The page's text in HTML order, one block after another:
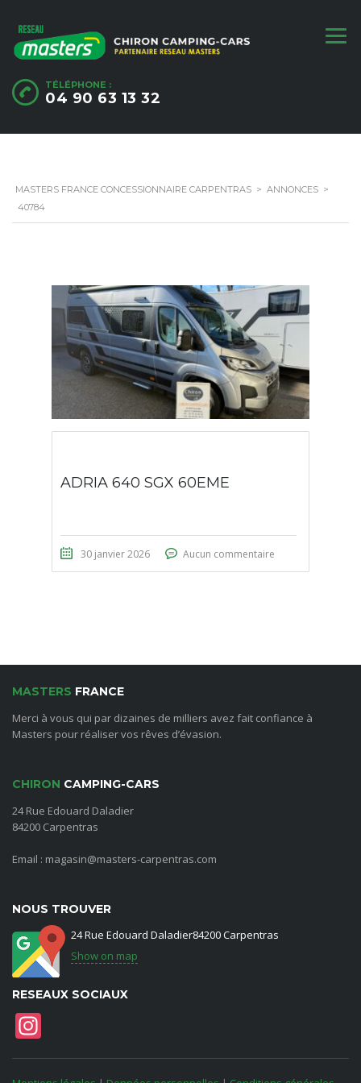
TÉLÉPHONE :
04 90 63 13 32
MASTERS FRANCE CONCESSIONNAIRE CARPENTRAS > ANNONCES >
40784
ADRIA 640 SGX 60EME
30 janvier 2026 Aucun commentaire
MASTERS FRANCE
Merci à vous qui par dizaines de milliers avez fait confiance à
Masters pour réaliser vos rêves d’évasion.
CHIRON CAMPING-CARS
24 Rue Edouard Daladier
84200 Carpentras
Email : magasin@masters-carpentras.com
NOUS TROUVER
24 Rue Edouard Daladier84200 Carpentras
Show on map
RESEAUX SOCIAUX